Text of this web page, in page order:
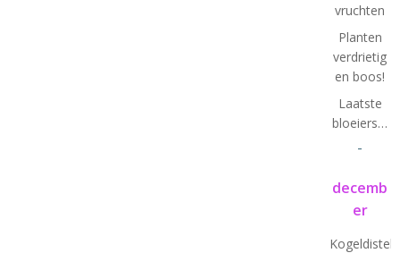
vruchten
Planten
verdrietig
en boos!
Laatste
bloeiers…
-
decemb
er
Kogeldistel